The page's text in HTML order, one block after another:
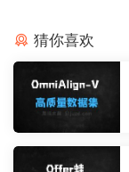
猜你喜欢